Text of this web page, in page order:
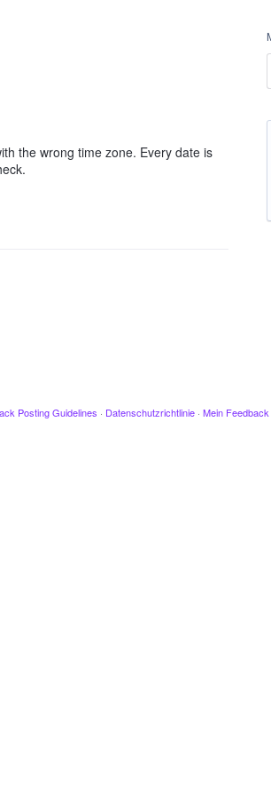
the wrong time zone. Every date is
Posting Guidelines · Datenschutzrichtlinie · Mein